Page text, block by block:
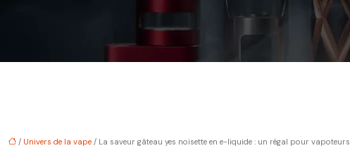
/ Univers de la vape / La saveur gâteau yes noisette en e-liquide : un régal pour vapoteurs